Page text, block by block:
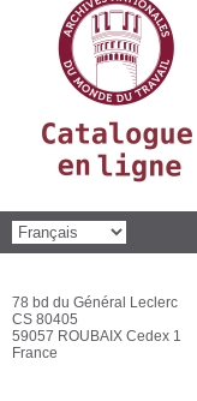
78 bd du Général Leclerc
CS 80405
59057 ROUBAIX Cedex 1
France